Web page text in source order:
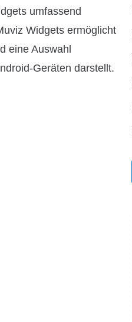
umfassend
Widgets ermöglicht
eine Auswahl
Geräten darstellt.